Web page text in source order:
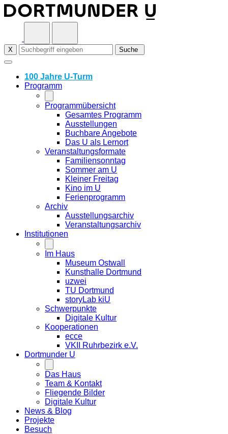
Skip
to
content
X Suche
100 Jahre U-Turm
Programm
Programmübersicht
Gesamtes Programm
Ausstellungen
Buchbare Angebote
Das U als Lernort
Veranstaltungsformate
Familiensonntag
Sommer am U
Kleiner Freitag
Kino im U
Ferienprogramm
Archiv
Ausstellungsarchiv
Veranstaltungsarchiv
Institutionen
Im Haus
Museum Ostwall
Kunsthalle Dortmund
uzwei
TU Dortmund
storyLab kiU
Schwerpunkte
Digitale Kultur
Kooperationen
ecce
VKII Ruhrbezirk e.V.
Dortmunder U
Das Haus
Team & Kontakt
Fliegende Bilder
Digitale Kultur
News & Blog
Projekte
Besuch